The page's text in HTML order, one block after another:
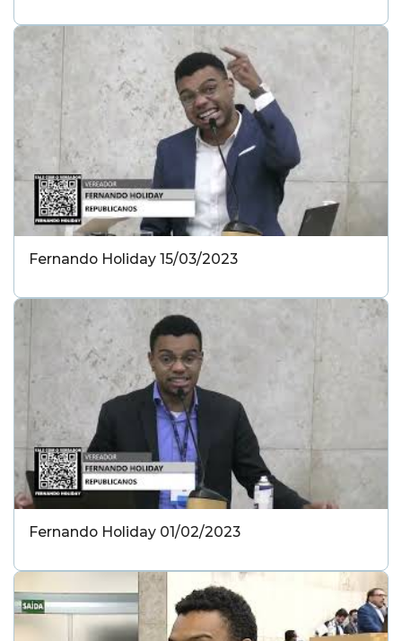
Fernando Holiday 15/03/2023
Fernando Holiday 01/02/2023